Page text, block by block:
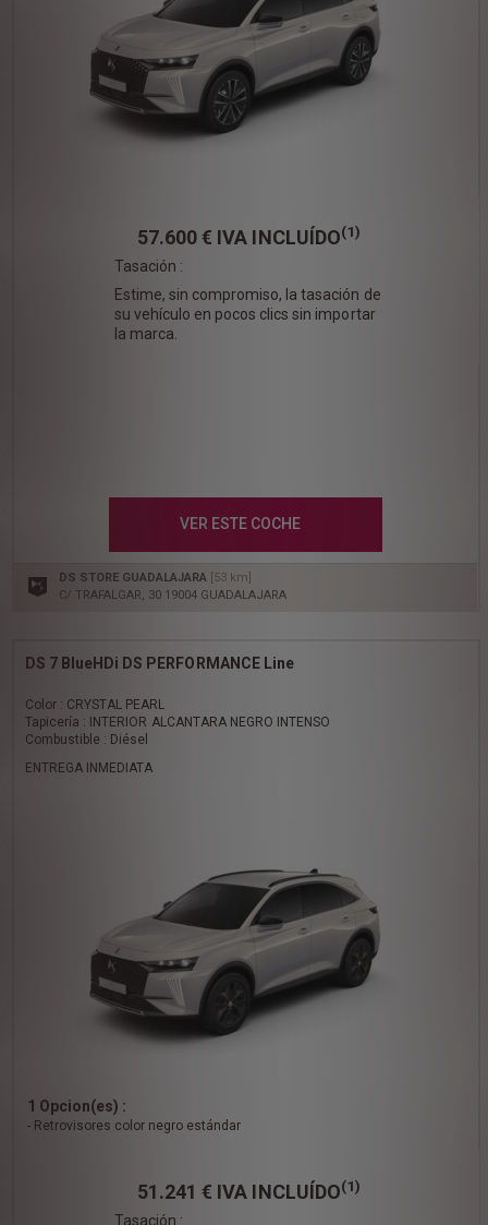
57.600 € IVA INCLUÍDO(1)
Tasación :
Estime, sin compromiso, la tasación de
su vehículo en pocos clics sin importar
la marca.
VER ESTE COCHE
DS STORE GUADALAJARA [53 km]
C/ TRAFALGAR, 30 19004 GUADALAJARA
DS 7 BlueHDi DS PERFORMANCE Line
Color : CRYSTAL PEARL
Tapicería : INTERIOR ALCANTARA NEGRO INTENSO
Combustible : Diésel
ENTREGA INMEDIATA
1 Opcion(es) :
- Retrovisores color negro estándar
51.241 € IVA INCLUÍDO(1)
Tasación :